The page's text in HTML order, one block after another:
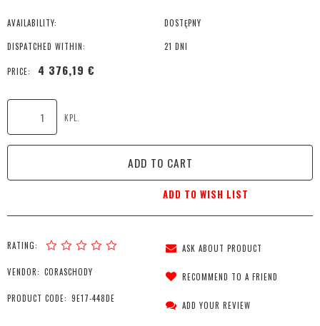
AVAILABILITY: DOSTĘPNY
DISPATCHED WITHIN: 21 DNI
PRICE: 4 376,19 €
KPL.
ADD TO CART
ADD TO WISH LIST
RATING:
VENDOR: CORASCHODY
PRODUCT CODE: 9E17-448DE
ASK ABOUT PRODUCT
RECOMMEND TO A FRIEND
ADD YOUR REVIEW